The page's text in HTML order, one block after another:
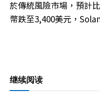
於傳統風險市場，預計
幣跌至3,400美元，
继续阅读